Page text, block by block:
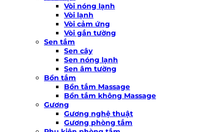
Vòi nóng lạnh
Vòi lạnh
Vòi cảm ứng
Vòi gắn tường
Sen tắm
Sen cây
Sen nóng lạnh
Sen âm tường
Bồn tắm
Bồn tắm Massage
Bồn tắm không Massage
Gương
Gương nghệ thuật
Gương phòng tắm